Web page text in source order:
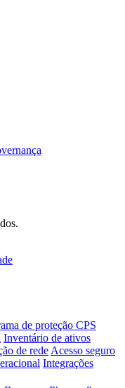
de proteção CPS
Inventário de ativos
de rede Acesso seguro
Integrações